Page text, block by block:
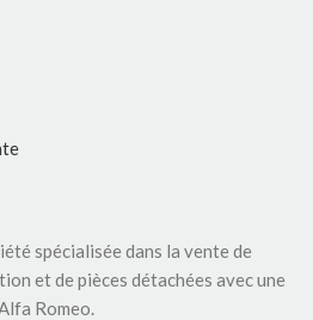
spécialisée dans la vente de
et de pièces détachées avec une
Romeo.